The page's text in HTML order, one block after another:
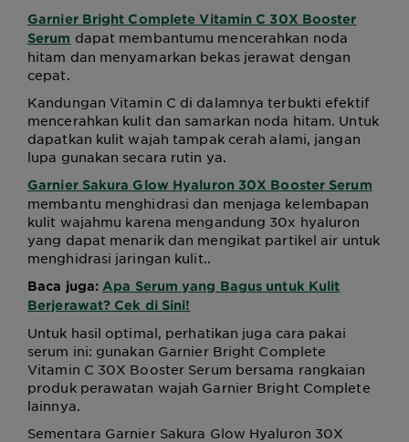
Garnier Bright Complete Vitamin C 30X Booster
Serum dapat membantumu mencerahkan noda
hitam dan menyamarkan bekas jerawat dengan
cepat.
Kandungan Vitamin C di dalamnya terbukti efektif
mencerahkan kulit dan samarkan noda hitam. Untuk
dapatkan kulit wajah tampak cerah alami, jangan
lupa gunakan secara rutin ya.
Garnier Sakura Glow Hyaluron 30X Booster Serum
membantu menghidrasi dan menjaga kelembapan
kulit wajahmu karena mengandung 30x hyaluron
yang dapat menarik dan mengikat partikel air untuk
menghidrasi jaringan kulit..
Baca juga: Apa Serum yang Bagus untuk Kulit
Berjerawat? Cek di Sini!
Untuk hasil optimal, perhatikan juga cara pakai
serum ini: gunakan Garnier Bright Complete
Vitamin C 30X Booster Serum bersama rangkaian
produk perawatan wajah Garnier Bright Complete
lainnya.
Sementara Garnier Sakura Glow Hyaluron 30X